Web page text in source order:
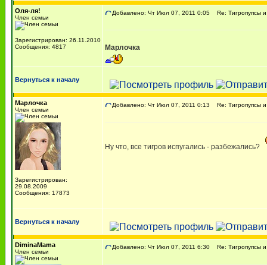
Оля-ля!
Член семьи
Зарегистрирован: 26.11.2010
Сообщения: 4817
Добавлено: Чт Июл 07, 2011 0:05 Re: Тигропупсы
Марлочка
Вернуться к началу
Марлочка
Член семьи
Зарегистрирован:
29.08.2009
Сообщения: 17873
Добавлено: Чт Июл 07, 2011 0:13 Re: Тигропупсы
Ну что, все тигров испугались - разбежались?
Вернуться к началу
DiminaMama
Член семьи
Добавлено: Чт Июл 07, 2011 6:30 Re: Тигропупсы